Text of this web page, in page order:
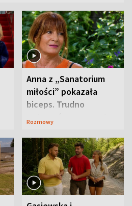
Anna z „Sanatorium
miłości” pokazała
biceps. Trudno
uwierzyć, co przeszła
Rozmowy